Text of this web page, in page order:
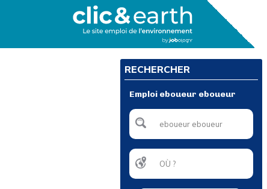
RECHERCHER
Emploi eboueur eboueur